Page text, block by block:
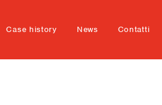
Case history News Contatti